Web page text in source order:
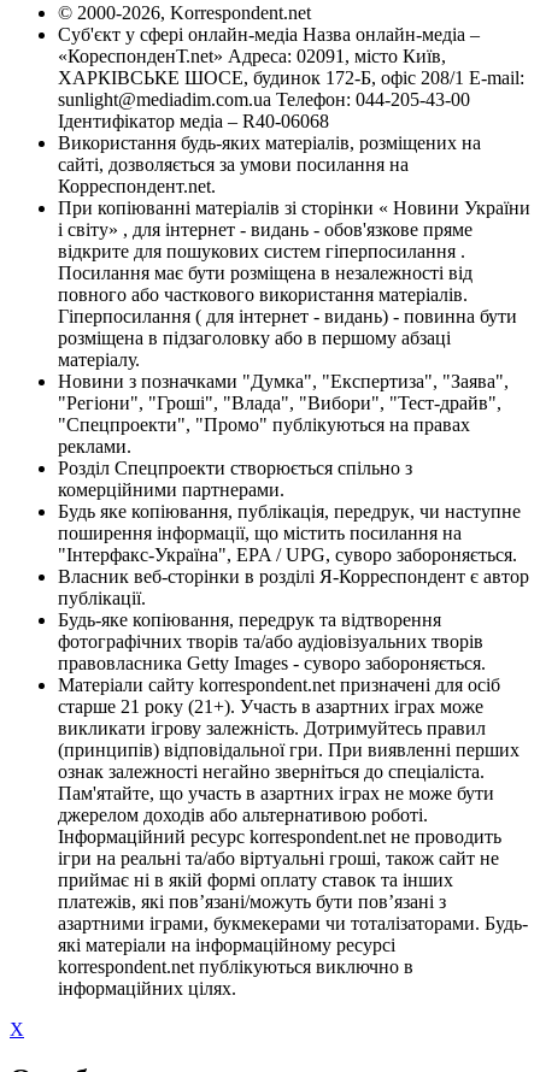
© 2000-2026, Korrespondent.net
Суб'єкт у сфері онлайн-медіа Назва онлайн-медіа –
«КореспонденТ.net» Адреса: 02091, місто Київ,
ХАРКІВСЬКЕ ШОСЕ, будинок 172-Б, офіс 208/1 E-mail:
sunlight@mediadim.com.ua Телефон: 044-205-43-00
Ідентифікатор медіа – R40-06068
Використання будь-яких матеріалів, розміщених на
сайті, дозволяється за умови посилання на
Корреспондент.net.
При копіюванні матеріалів зі сторінки « Новини України
і світу» , для інтернет - видань - обов'язкове пряме
відкрите для пошукових систем гіперпосилання .
Посилання має бути розміщена в незалежності від
повного або часткового використання матеріалів.
Гіперпосилання ( для інтернет - видань) - повинна бути
розміщена в підзаголовку або в першому абзаці
матеріалу.
Новини з позначками "Думка", "Експертиза", "Заява",
"Регіони", "Гроші", "Влада", "Вибори", "Тест-драйв",
"Спецпроекти", "Промо" публікуються на правах
реклами.
Розділ Спецпроекти створюється спільно з
комерційними партнерами.
Будь яке копіювання, публікація, передрук, чи наступне
поширення інформації, що містить посилання на
"Інтерфакс-Україна", EPA / UPG, суворо забороняється.
Власник веб-сторінки в розділі Я-Корреспондент є автор
публікації.
Будь-яке копіювання, передрук та відтворення
фотографічних творів та/або аудіовізуальних творів
правовласника Getty Images - суворо забороняється.
Матеріали сайту korrespondent.net призначені для осіб
старше 21 року (21+). Участь в азартних іграх може
викликати ігрову залежність. Дотримуйтесь правил
(принципів) відповідальної гри. При виявленні перших
ознак залежності негайно зверніться до спеціаліста.
Пам'ятайте, що участь в азартних іграх не може бути
джерелом доходів або альтернативою роботі.
Інформаційний ресурс korrespondent.net не проводить
ігри на реальні та/або віртуальні гроші, також сайт не
приймає ні в якій формі оплату ставок та інших
платежів, які пов’язані/можуть бути пов’язані з
азартними іграми, букмекерами чи тоталізаторами. Будь-
які матеріали на інформаційному ресурсі
korrespondent.net публікуються виключно в
інформаційних цілях.
X